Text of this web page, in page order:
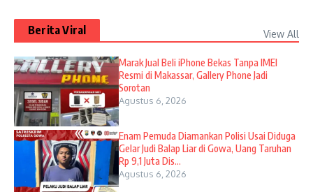
Berita Viral View All
​Marak Jual Beli iPhone Bekas Tanpa IMEI
Resmi di Makassar, Gallery Phone Jadi
Sorotan
Agustus 6, 2026
Enam Pemuda Diamankan Polisi Usai Diduga
Gelar Judi Balap Liar di Gowa, Uang Taruhan
Rp 9,1 Juta Dis...
Agustus 6, 2026